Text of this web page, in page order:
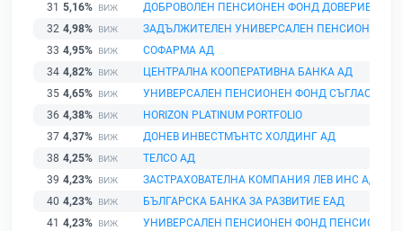
31 5,16%
ДОБРОВОЛЕН ПЕНСИОНЕН ФОНД ДОВЕРИЕ
32 4,98%
ЗАДЪЛЖИТЕЛЕН УНИВЕРСАЛЕН ПЕНСИОНЕН
33 4,95%
СОФАРМА АД
34 4,82%
ЦЕНТРАЛНА КООПЕРАТИВНА БАНКА АД
35 4,65%
УНИВЕРСАЛЕН ПЕНСИОНЕН ФОНД СЪГЛАСИЕ
36 4,38%
HORIZON PLATINUM PORTFOLIO
37 4,37%
ДОНЕВ ИНВЕСТМЪНТС ХОЛДИНГ АД
38 4,25%
ТЕЛСО АД
39 4,23%
ЗАСТРАХОВАТЕЛНА КОМПАНИЯ ЛЕВ ИНС АД
40 4,23%
БЪЛГАРСКА БАНКА ЗА РАЗВИТИЕ ЕАД
41 4,23%
УНИВЕРСАЛЕН ПЕНСИОНЕН ФОНД